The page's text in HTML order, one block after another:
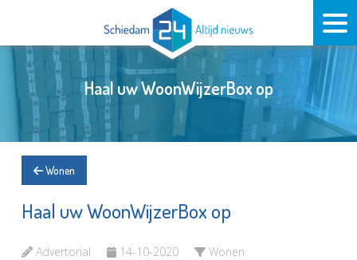
Haal uw WoonWijzerBox op
Wonen
Haal uw WoonWijzerBox op
Advertorial 14-10-2020 Wonen